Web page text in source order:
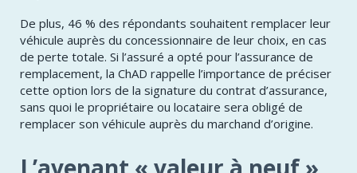
De plus, 46 % des répondants souhaitent remplacer leur
véhicule auprès du concessionnaire de leur choix, en cas
de perte totale. Si l’assuré a opté pour l’assurance de
remplacement, la ChAD rappelle l’importance de préciser
cette option lors de la signature du contrat d’assurance,
sans quoi le propriétaire ou locataire sera obligé de
remplacer son véhicule auprès du marchand d’origine.